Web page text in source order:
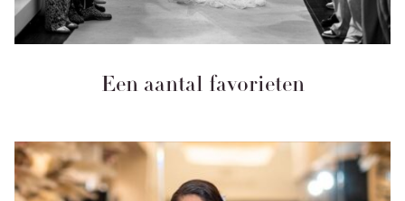
Een aantal favorieten